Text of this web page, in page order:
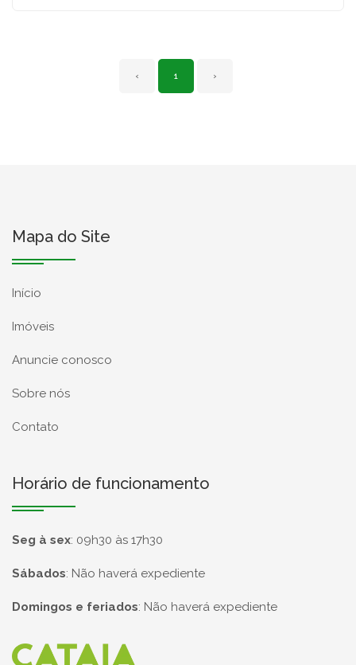
‹ 1 ›
Mapa do Site
Início
Imóveis
Anuncie conosco
Sobre nós
Contato
Horário de funcionamento
Seg à sex: 09h30 às 17h30
Sábados: Não haverá expediente
Domingos e feriados: Não haverá expediente
Página inicial